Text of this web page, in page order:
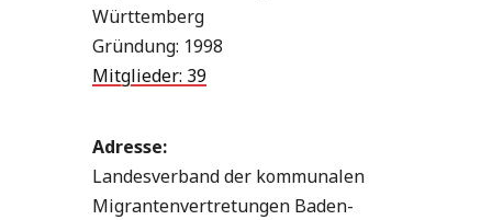
Württemberg
Gründung: 1998
Mitglieder: 39
Adresse:
Landesverband der kommunalen
Migrantenvertretungen Baden-